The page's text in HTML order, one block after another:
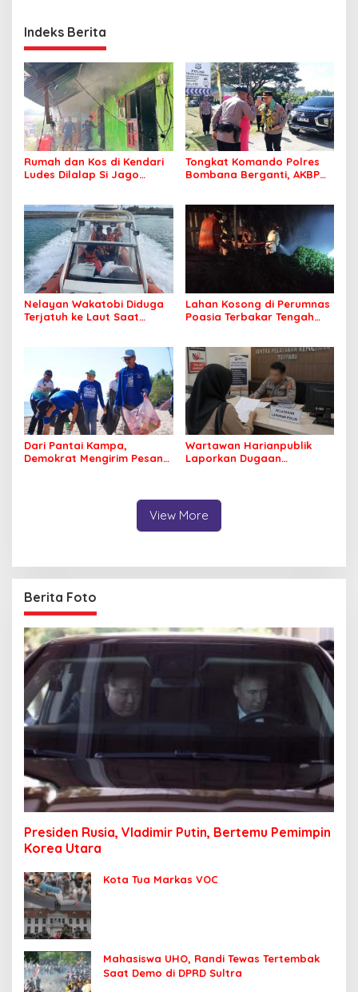
Indeks Berita
Rumah dan Kos di Kendari
Ludes Dilalap Si Jago
Tongkat Komando Polres
Bombana Berganti, AKBP
Nelayan Wakatobi Diduga
Terjatuh ke Laut Saat
Lahan Kosong di Perumnas
Poasia Terbakar Tengah
Dari Pantai Kampa,
Demokrat Mengirim Pesan
Wartawan Harianpublik
Laporkan Dugaan
Penanganan Aduan
View More
Berita Foto
Presiden Rusia, Vladimir Putin, Bertemu Pemimpin
Korea Utara
Kota Tua Markas VOC
Mahasiswa UHO, Randi Tewas Tertembak
Saat Demo di DPRD Sultra